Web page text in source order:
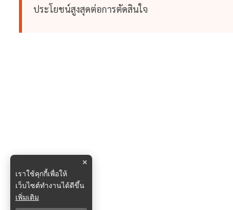
ประโยชน์สูงสุดต่อการตัดสินใจ
×
เราใช้คุกกี้เพื่อให้
เว็บไซต์ทำงานได้ดีขึ้น
เพิ่มเติม